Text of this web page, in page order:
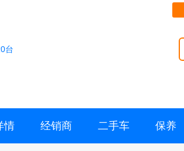
台
情 经销商 二手车 保养